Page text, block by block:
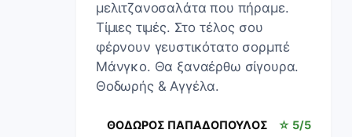
μελιτζανοσαλάτα που πήραμε.
Τίμιες τιμές. Στο τέλος σου
φέρνουν γευστικότατο σορμπέ
Μάνγκο. Θα ξαναέρθω σίγουρα.
Θοδωρής & Αγγέλα.
ΘΟΔΩΡΟΣ ΠΑΠΑΔΟΠΟΥΛΟΣ ☆ 5/5